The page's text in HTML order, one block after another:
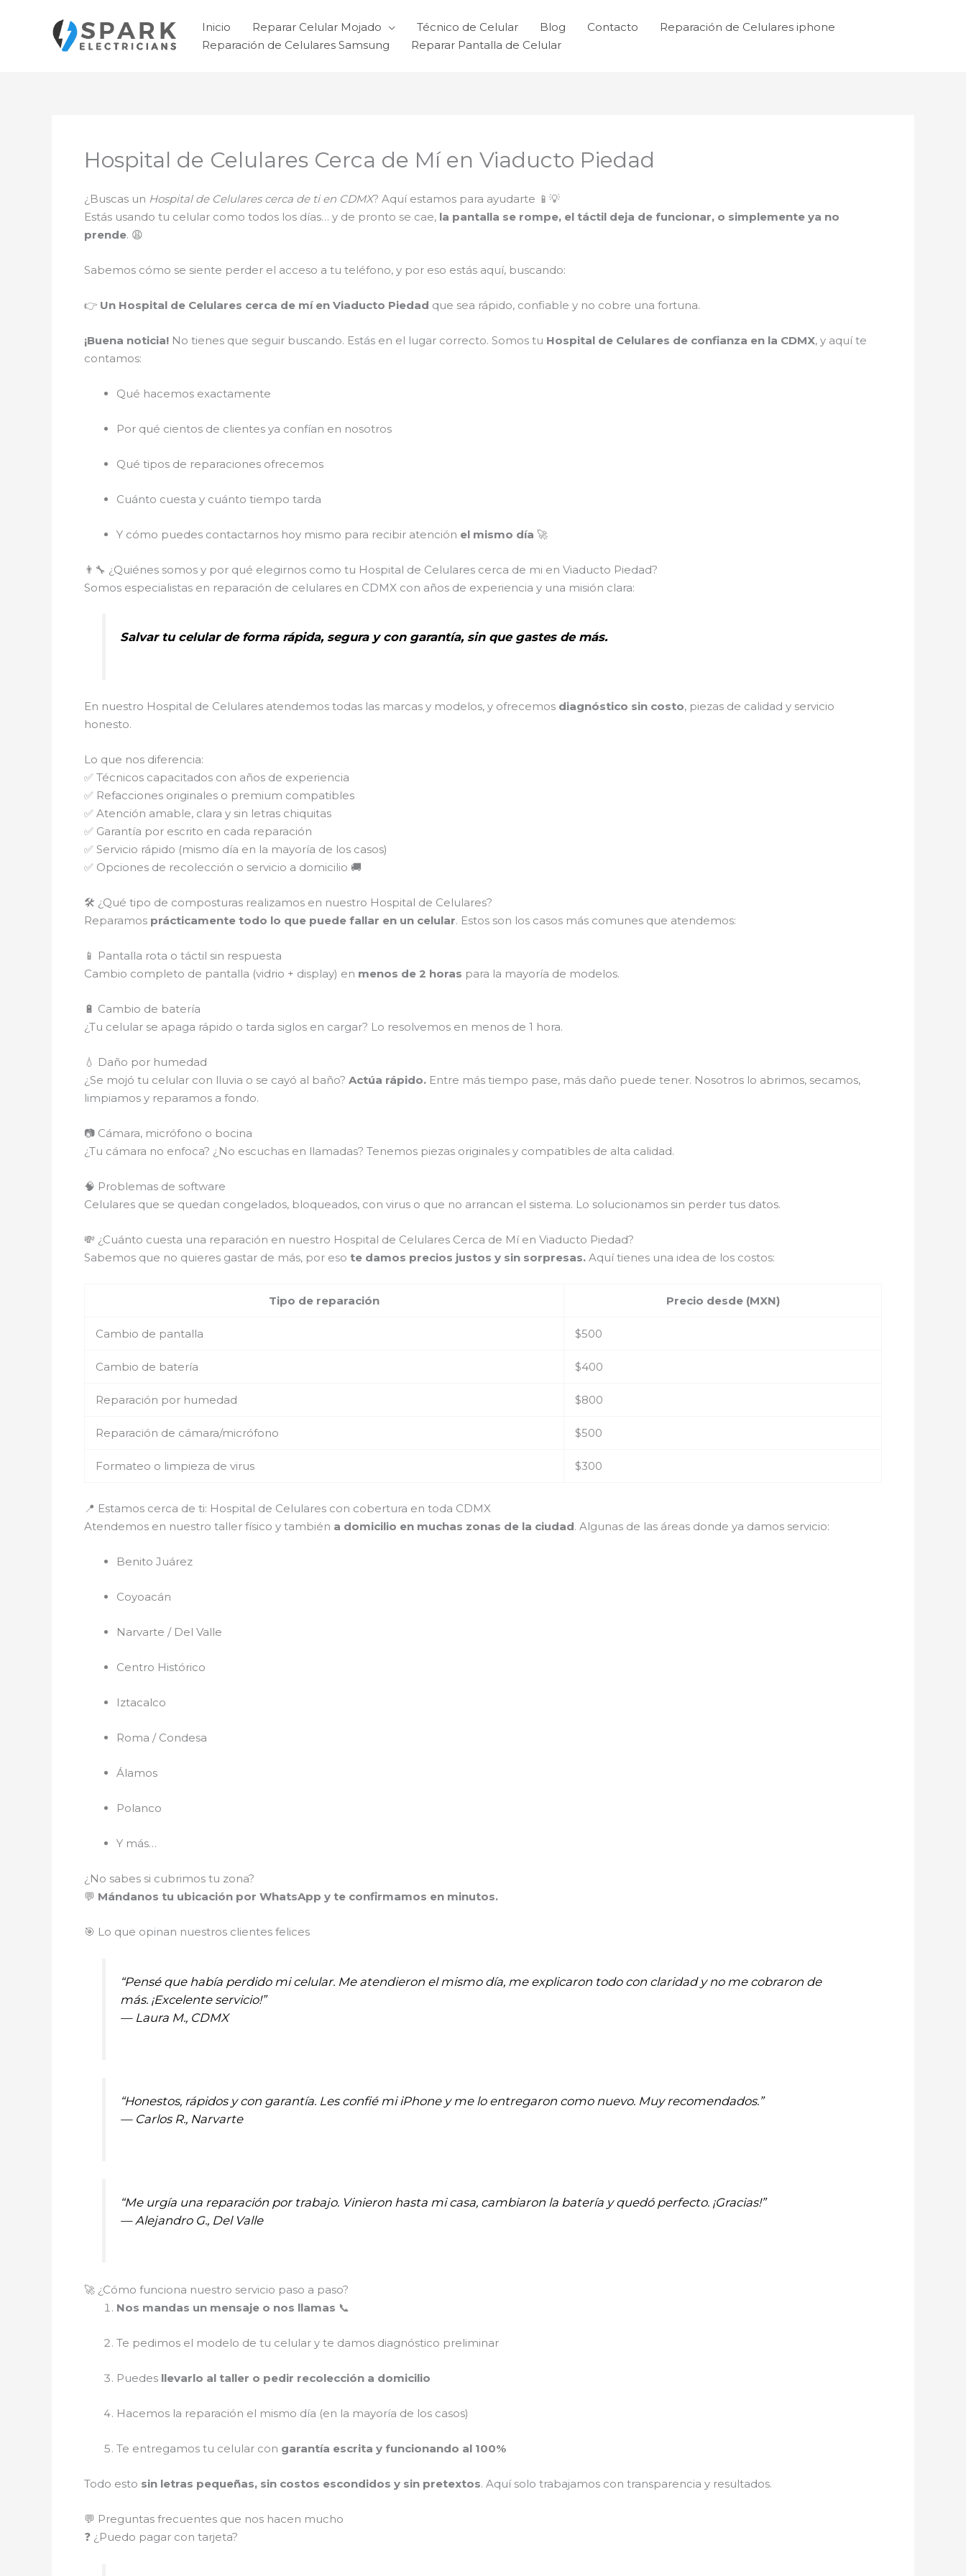
contenido
Inicio Reparar Celular Mojado Técnico de Celular Blog Contacto
Reparación de Celulares iphone
Reparación de Celulares Samsung
Reparar Pantalla de Celular
Hospital de Celulares Cerca de Mí en Viaducto Piedad
¿Buscas un Hospital de Celulares cerca de ti en CDMX? Aquí estamos para ayudarte 📱💡
Estás usando tu celular como todos los días… y de pronto se cae, la pantalla se rompe, el táctil deja de funcionar, o simplemente ya no
prende. 😩
Sabemos cómo se siente perder el acceso a tu teléfono, y por eso estás aquí, buscando:
👉 Un Hospital de Celulares cerca de mí en Viaducto Piedad que sea rápido, confiable y no cobre una fortuna.
¡Buena noticia! No tienes que seguir buscando. Estás en el lugar correcto. Somos tu Hospital de Celulares de confianza en la CDMX, y aquí te
contamos:
Qué hacemos exactamente
Por qué cientos de clientes ya confían en nosotros
Qué tipos de reparaciones ofrecemos
Cuánto cuesta y cuánto tiempo tarda
Y cómo puedes contactarnos hoy mismo para recibir atención el mismo día 🚀
👨‍🔧 ¿Quiénes somos y por qué elegirnos como tu Hospital de Celulares cerca de mi en Viaducto Piedad?
Somos especialistas en reparación de celulares en CDMX con años de experiencia y una misión clara:
Salvar tu celular de forma rápida, segura y con garantía, sin que gastes de más.
En nuestro Hospital de Celulares atendemos todas las marcas y modelos, y ofrecemos diagnóstico sin costo, piezas de calidad y servicio
honesto.
Lo que nos diferencia:
✅ Técnicos capacitados con años de experiencia
✅ Refacciones originales o premium compatibles
✅ Atención amable, clara y sin letras chiquitas
✅ Garantía por escrito en cada reparación
✅ Servicio rápido (mismo día en la mayoría de los casos)
✅ Opciones de recolección o servicio a domicilio 🚚
🛠️ ¿Qué tipo de composturas realizamos en nuestro Hospital de Celulares?
Reparamos prácticamente todo lo que puede fallar en un celular. Estos son los casos más comunes que atendemos:
📱 Pantalla rota o táctil sin respuesta
Cambio completo de pantalla (vidrio + display) en menos de 2 horas para la mayoría de modelos.
🔋 Cambio de batería
¿Tu celular se apaga rápido o tarda siglos en cargar? Lo resolvemos en menos de 1 hora.
💧 Daño por humedad
¿Se mojó tu celular con lluvia o se cayó al baño? Actúa rápido. Entre más tiempo pase, más daño puede tener. Nosotros lo abrimos, secamos,
limpiamos y reparamos a fondo.
📷 Cámara, micrófono o bocina
¿Tu cámara no enfoca? ¿No escuchas en llamadas? Tenemos piezas originales y compatibles de alta calidad.
🧠 Problemas de software
Celulares que se quedan congelados, bloqueados, con virus o que no arrancan el sistema. Lo solucionamos sin perder tus datos.
💸 ¿Cuánto cuesta una reparación en nuestro Hospital de Celulares Cerca de Mí en Viaducto Piedad?
Sabemos que no quieres gastar de más, por eso te damos precios justos y sin sorpresas. Aquí tienes una idea de los costos:
Tipo de reparación Precio desde (MXN)
Cambio de pantalla $500
Cambio de batería $400
Reparación por humedad $800
Reparación de cámara/micrófono $500
Formateo o limpieza de virus $300
📍 Estamos cerca de ti: Hospital de Celulares con cobertura en toda CDMX
Atendemos en nuestro taller físico y también a domicilio en muchas zonas de la ciudad. Algunas de las áreas donde ya damos servicio:
Benito Juárez
Coyoacán
Narvarte / Del Valle
Centro Histórico
Iztacalco
Roma / Condesa
Álamos
Polanco
Y más…
¿No sabes si cubrimos tu zona?
💬 Mándanos tu ubicación por WhatsApp y te confirmamos en minutos.
🎯 Lo que opinan nuestros clientes felices
“Pensé que había perdido mi celular. Me atendieron el mismo día, me explicaron todo con claridad y no me cobraron de
más. ¡Excelente servicio!”
— Laura M., CDMX
“Honestos, rápidos y con garantía. Les confié mi iPhone y me lo entregaron como nuevo. Muy recomendados.”
— Carlos R., Narvarte
“Me urgía una reparación por trabajo. Vinieron hasta mi casa, cambiaron la batería y quedó perfecto. ¡Gracias!”
— Alejandro G., Del Valle
🚀 ¿Cómo funciona nuestro servicio paso a paso?
Nos mandas un mensaje o nos llamas 📞
Te pedimos el modelo de tu celular y te damos diagnóstico preliminar
Puedes llevarlo al taller o pedir recolección a domicilio
Hacemos la reparación el mismo día (en la mayoría de los casos)
Te entregamos tu celular con garantía escrita y funcionando al 100%
Todo esto sin letras pequeñas, sin costos escondidos y sin pretextos. Aquí solo trabajamos con transparencia y resultados.
💬 Preguntas frecuentes que nos hacen mucho
❓ ¿Puedo pagar con tarjeta?